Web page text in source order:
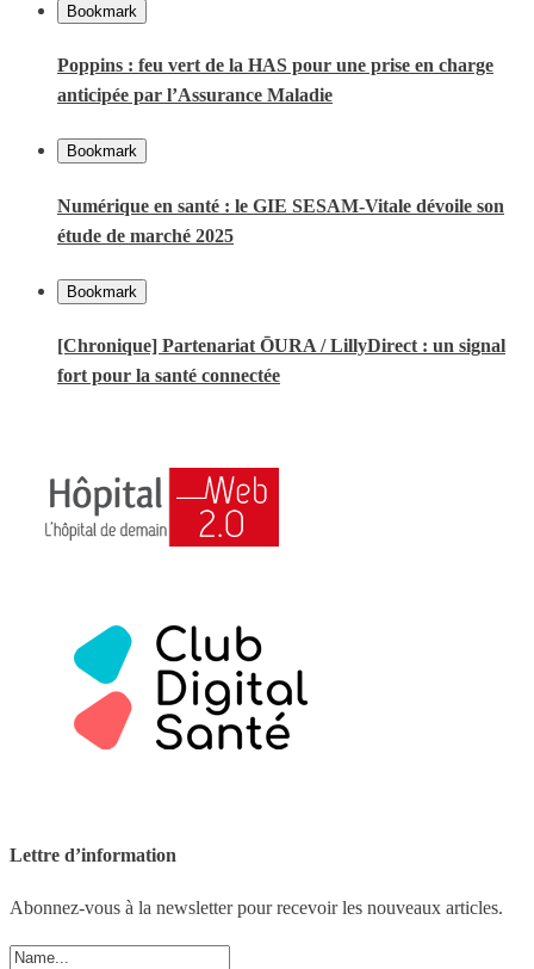
Bookmark
Poppins : feu vert de la HAS pour une prise en charge
anticipée par l’Assurance Maladie
Bookmark
Numérique en santé : le GIE SESAM-Vitale dévoile son
étude de marché 2025
Bookmark
[Chronique] Partenariat ŌURA / LillyDirect : un signal
fort pour la santé connectée
Lettre d’information
Abonnez-vous à la newsletter pour recevoir les nouveaux articles.